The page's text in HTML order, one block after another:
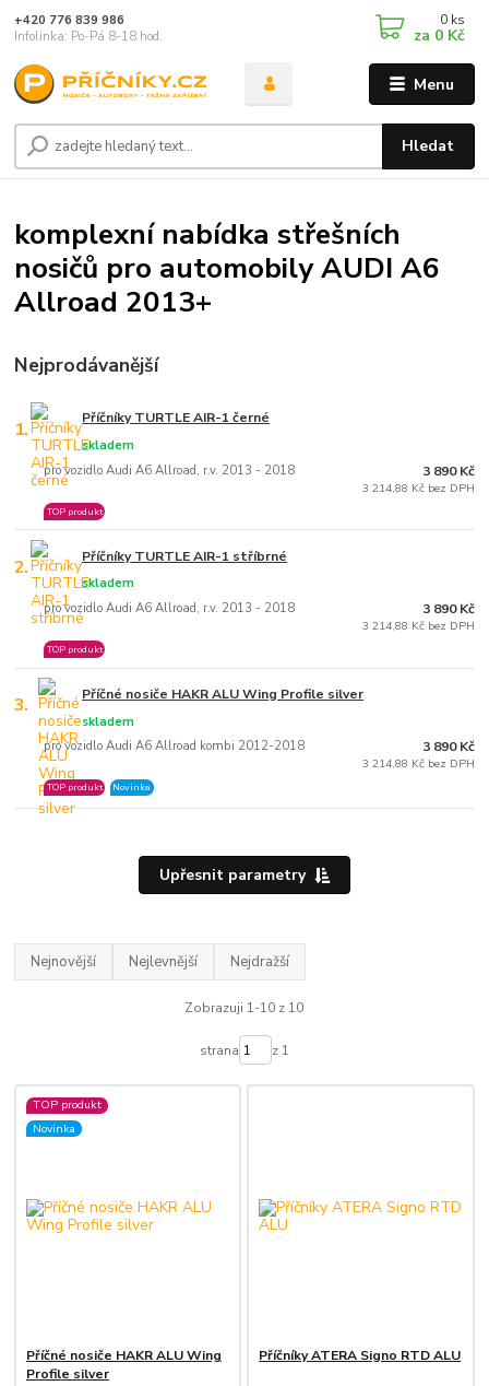
Menu
Hledat
+420 776 839 986
Infolinka: Po-Pá 8-18 hod.
0 ks
za 0 Kč
komplexní nabídka střešních
nosičů pro automobily AUDI A6
Allroad 2013+
Nejprodávanější
1. Příčníky TURTLE AIR-1 černé
pro vozidlo Audi A6 Allroad, r.v. 2013 - 2018
skladem
TOP produkt
3 890 Kč
3 214,88 Kč bez DPH
2. Příčníky TURTLE AIR-1 stříbrné
pro vozidlo Audi A6 Allroad, r.v. 2013 - 2018
skladem
TOP produkt
3 890 Kč
3 214,88 Kč bez DPH
3. Příčné nosiče HAKR ALU Wing Profile silver
pro vozidlo Audi A6 Allroad kombi 2012-2018
skladem
TOP produkt Novinka
3 890 Kč
3 214,88 Kč bez DPH
Upřesnit parametry
Nejnovější Nejlevnější Nejdražší
Zobrazuji 1-10 z 10
strana z 1
TOP produkt
Novinka
Příčné nosiče HAKR ALU Wing
Profile silver
Příčníky ATERA Signo RTD ALU